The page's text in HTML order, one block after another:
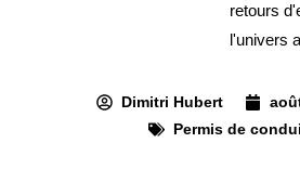
retours
l'univers
Dimitri Hubert
Permis de